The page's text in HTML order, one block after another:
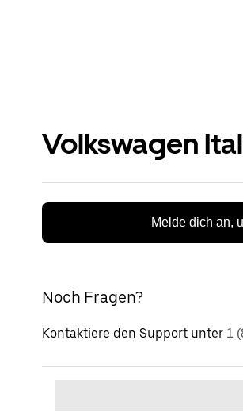
Volkswagen
Melde dich an,
Noch Fragen?
Kontaktiere den Support unter 1